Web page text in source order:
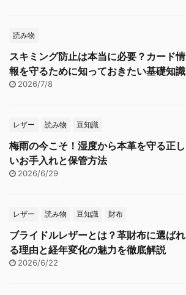
読み物
スキミング防止は本当に必要？カード情
報を守るために知っておきたい基礎知識
2026/7/8
レザー 読み物 豆知識
梅雨の今こそ！湿度から本革を守る正し
いお手入れと保管方法
2026/6/29
レザー 読み物 豆知識 財布
ブライドルレザーとは？革財布に選ばれ
る理由と経年変化の魅力を徹底解説
2026/6/22